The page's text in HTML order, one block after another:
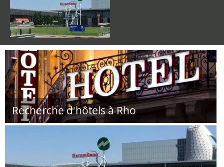
Recherche d'hôtels à Rho